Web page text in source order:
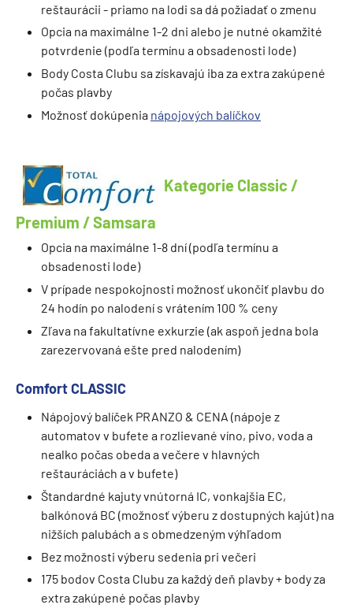
reštaurácii - priamo na lodi sa dá požiadať o zmenu
Opcia na maximálne 1-2 dni alebo je nutné okamžité
potvrdenie (podľa termínu a obsadenosti lode)
Body Costa Clubu sa získavajú iba za extra zakúpené
počas plavby
Možnosť dokúpenia nápojových balíčkov
Kategorie Classic /
Premium / Samsara
Opcia na maximálne 1-8 dní (podľa termínu a
obsadenosti lode)
V prípade nespokojnosti možnosť ukončiť plavbu do
24 hodín po nalodení s vrátením 100 % ceny
Zľava na fakultatívne exkurzie (ak aspoň jedna bola
zarezervovaná ešte pred nalodením)
Comfort CLASSIC
Nápojový balíček PRANZO & CENA (nápoje z
automatov v bufete a rozlievané víno, pivo, voda a
nealko počas obeda a večere v hlavných
reštauráciách a v bufete)
Štandardné kajuty vnútorná IC, vonkajšia EC,
balkónová BC (možnosť výberu z dostupných kajút) na
nižších palubách a s obmedzeným výhľadom
Bez možnosti výberu sedenia pri večeri
175 bodov Costa Clubu za každý deň plavby + body za
extra zakúpené počas plavby